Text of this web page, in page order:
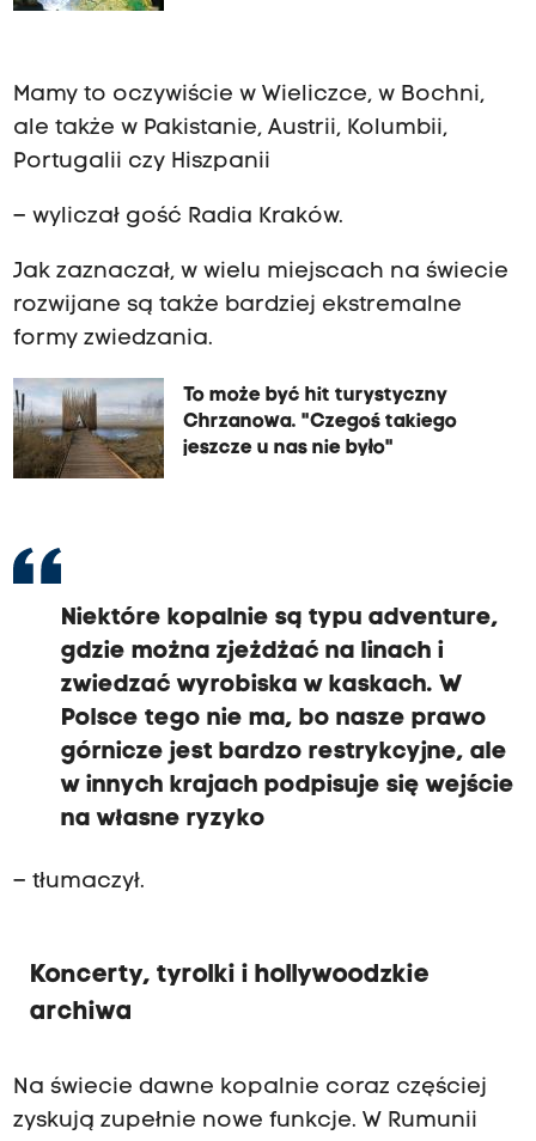
Mamy to oczywiście w Wieliczce, w Bochni,
ale także w Pakistanie, Austrii, Kolumbii,
Portugalii czy Hiszpanii
– wyliczał gość Radia Kraków.
Jak zaznaczał, w wielu miejscach na świecie
rozwijane są także bardziej ekstremalne
formy zwiedzania.
To może być hit turystyczny
Chrzanowa. "Czegoś takiego
jeszcze u nas nie było"
Niektóre kopalnie są typu adventure,
gdzie można zjeżdżać na linach i
zwiedzać wyrobiska w kaskach. W
Polsce tego nie ma, bo nasze prawo
górnicze jest bardzo restrykcyjne, ale
w innych krajach podpisuje się wejście
na własne ryzyko
– tłumaczył.
Koncerty, tyrolki i hollywoodzkie
archiwa
Na świecie dawne kopalnie coraz częściej
zyskują zupełnie nowe funkcje. W Rumunii